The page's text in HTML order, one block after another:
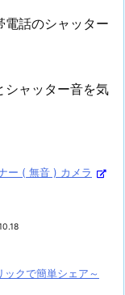
電話のシャッター
シャッター音を気
ー ( 無音 ) カメラ
クで簡単シェア～